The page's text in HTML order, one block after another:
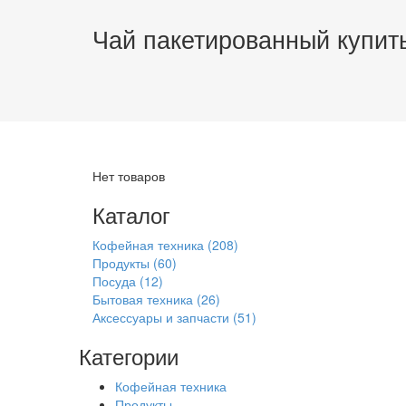
Чай пакетированный
Нет товаров
Каталог
Кофейная техника (208)
Продукты (60)
Посуда (12)
Бытовая техника (26)
Аксессуары и запчасти (51)
Категории
Кофейная техника